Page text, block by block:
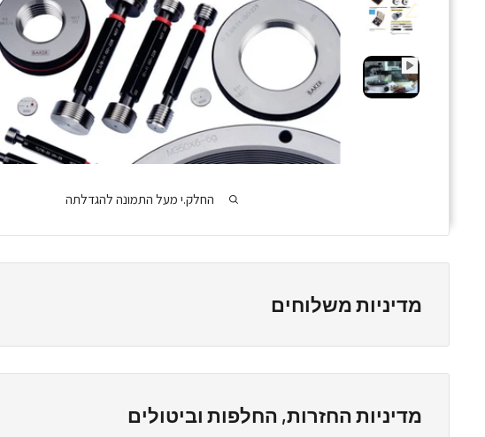
החלק.י מעל התמונה להגדלתה
מדיניות משלוחים
מדיניות משלוחים
אנחנו מספקים משלוחים עד הבית / המשרד ללקוחותינו בהזמנה מהאתר
מדיניות החזרות, החלפות וביטולים